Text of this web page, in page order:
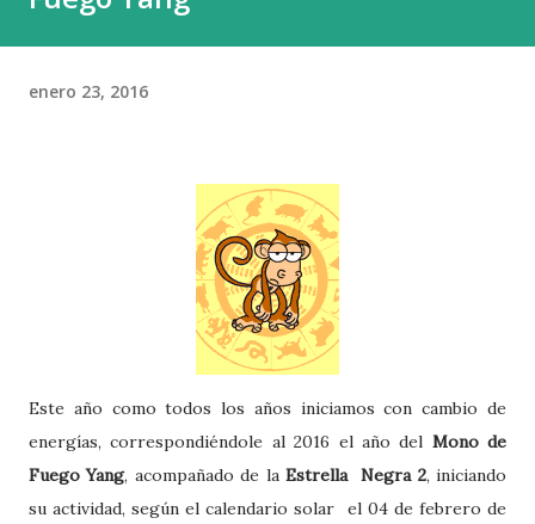
enero 23, 2016
Este año como todos los años iniciamos con cambio de
energías, correspondiéndole al 2016 el año del Mono de
Fuego Yang, acompañado de laEstrella Negra 2, iniciando
su actividad, según el calendario solar el 04 de febrero de